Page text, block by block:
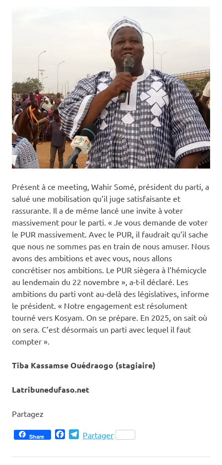
Présent à ce meeting, Wahir Somé, président du parti, a
salué une mobilisation qu’il juge satisfaisante et
rassurante. Il a de même lancé une invite à voter
massivement pour le parti. « Je vous demande de voter
le PUR massivement. Avec le PUR, il faudrait qu’il sache
que nous ne sommes pas en train de nous amuser. Nous
avons des ambitions et avec vous, nous allons
concrétiser nos ambitions. Le PUR siègera à l’hémicycle
au lendemain du 22 novembre », a-t-il déclaré. Les
ambitions du parti vont au-delà des législatives, informe
le président. « Notre engagement est résolument
tourné vers Kosyam. On se prépare. En 2025, on sait où
on sera. C’est désormais un parti avec lequel il faut
compter ».
Tiba Kassamse Ouédraogo (stagiaire)
Latribunedufaso.net
Partagez
Share FacebookTelegram
Partager